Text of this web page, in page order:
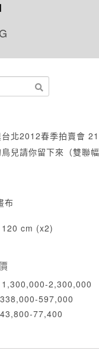
台北2012春季拍賣會
兒請你留下來（雙聯
布
cm (x2)
1,300,000-2,300,000
597,000
77,400